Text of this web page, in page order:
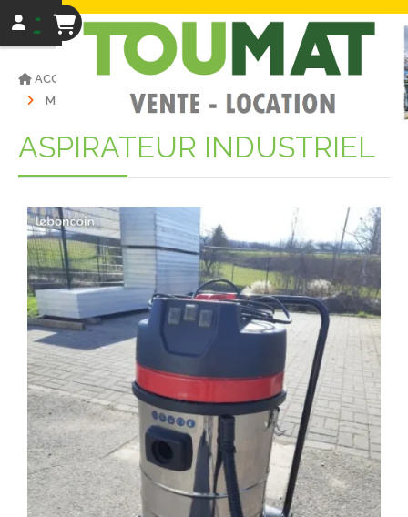
ACCUEIL
VENTE MATÉRIELS
MATÉRIEL D'OCCASIONS
ASPIRATEUR INDUSTRIEL
ASPIRATEUR INDUSTRIEL